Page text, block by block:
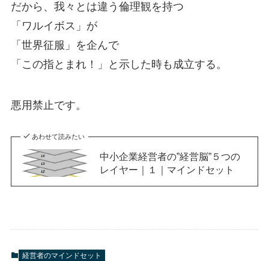
だから、我々とは違う倫理観を持つ
「ワルイボス」が
「世界征服」を企んで
「この指とまれ！」と示した時も成立する。
悪用禁止です。
あわせて読みたい
中小企業経営者の”経営脳”５つの
レイヤー｜１｜マインドセット
経営者のマインドセット